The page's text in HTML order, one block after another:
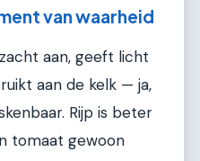
van waarheid
aan, geeft licht
aan de kelk — ja,
Rijp is beter
tomaat gewoon